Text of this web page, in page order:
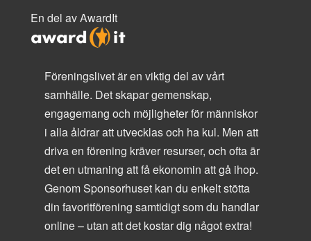
En del av AwardIt
Föreningslivet är en viktig del av vårt
samhälle. Det skapar gemenskap,
engagemang och möjligheter för människor
i alla åldrar att utvecklas och ha kul. Men att
driva en förening kräver resurser, och ofta är
det en utmaning att få ekonomin att gå ihop.
Genom Sponsorhuset kan du enkelt stötta
din favoritförening samtidigt som du handlar
online – utan att det kostar dig något extra!